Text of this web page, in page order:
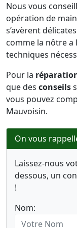
Nous vous
opération de
s’avèrent
comme la nôtre a
techniques
Pour la
que des conseils
vous pouvez
Mauvoisin.
On vous
Laissez-nous
dessous, un
!
Nom: